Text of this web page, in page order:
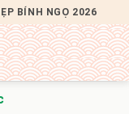
BÍNH NGỌ 2026